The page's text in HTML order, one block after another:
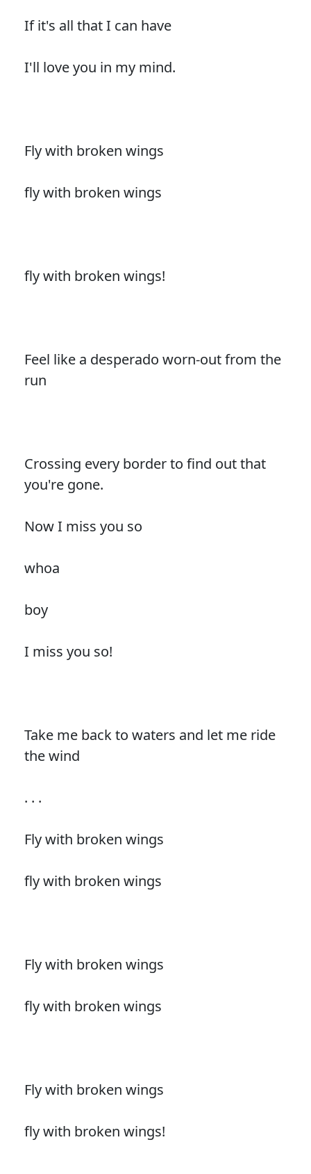
If it's all that I can have
I'll love you in my mind.
Fly with broken wings
fly with broken wings
fly with broken wings!
Feel like a desperado worn-out from the
run
Crossing every border to find out that
you're gone.
Now I miss you so
whoa
boy
I miss you so!
Take me back to waters and let me ride
the wind
. . .
Fly with broken wings
fly with broken wings
Fly with broken wings
fly with broken wings
Fly with broken wings
fly with broken wings!